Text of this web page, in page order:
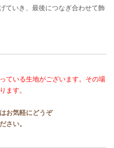
ていき、最後につなぎ合わせて飾
ている生地がございます。その場
ます。
お気軽にどうぞ
さい。